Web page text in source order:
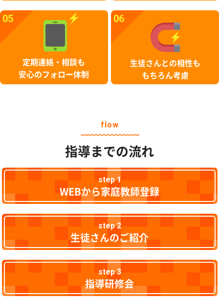
05
定期連絡・相談も
安心のフォロー体制
06
生徒さんとの相性も
もちろん考慮
flow
指導までの流れ
step 1
WEBから家庭教師登録
step 2
生徒さんのご紹介
step 3
指導研修会